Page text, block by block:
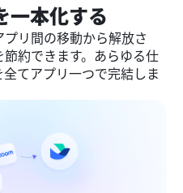
一本化する
リ間の移動から解放さ
約できます。あらゆる仕
てアプリ一つで完結しま